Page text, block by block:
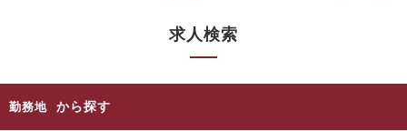
求人検索
勤務地 から探す